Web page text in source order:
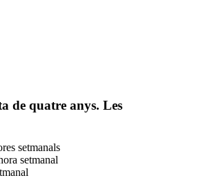
de quatre anys. Les
setmanals
setmanal